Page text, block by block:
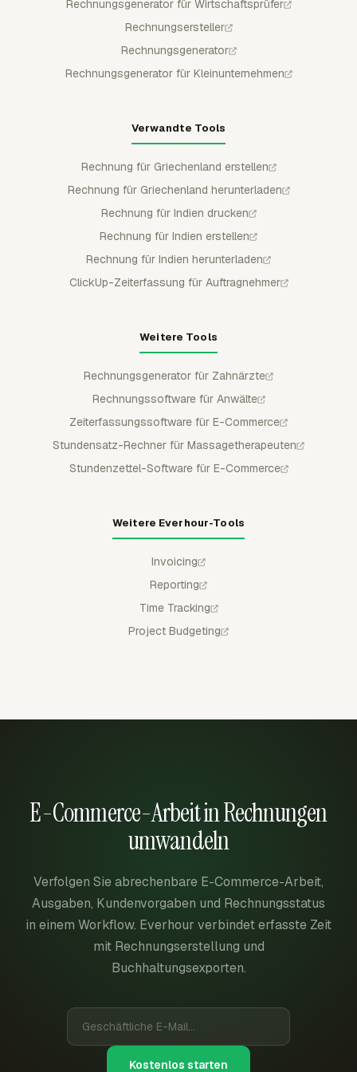
Rechnungsgenerator für Wirtschaftsprüfer
Rechnungsersteller
Rechnungsgenerator
Rechnungsgenerator für Kleinunternehmen
Verwandte Tools
Rechnung für Griechenland erstellen
Rechnung für Griechenland herunterladen
Rechnung für Indien drucken
Rechnung für Indien erstellen
Rechnung für Indien herunterladen
ClickUp-Zeiterfassung für Auftragnehmer
Weitere Tools
Rechnungsgenerator für Zahnärzte
Rechnungssoftware für Anwälte
Zeiterfassungssoftware für E-Commerce
Stundensatz-Rechner für Massagetherapeuten
Stundenzettel-Software für E-Commerce
Weitere Everhour-Tools
Invoicing
Reporting
Time Tracking
Project Budgeting
E-Commerce-Arbeit in Rechnungen
umwandeln
Verfolgen Sie abrechenbare E-Commerce-Arbeit,
Ausgaben, Kundenvorgaben und Rechnungsstatus
in einem Workflow. Everhour verbindet erfasste Zeit
mit Rechnungserstellung und
Buchhaltungsexporten.
Kostenlos starten